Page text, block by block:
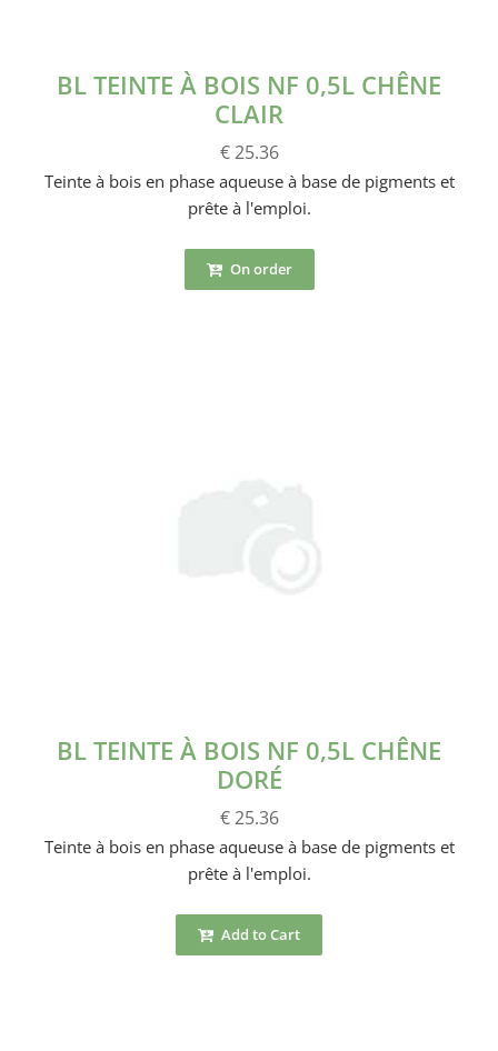
BL TEINTE À BOIS NF 0,5L CHÊNE
CLAIR
€ 25.36
Teinte à bois en phase aqueuse à base de pigments et
prête à l'emploi.
On order
BL TEINTE À BOIS NF 0,5L CHÊNE
DORÉ
€ 25.36
Teinte à bois en phase aqueuse à base de pigments et
prête à l'emploi.
Add to Cart